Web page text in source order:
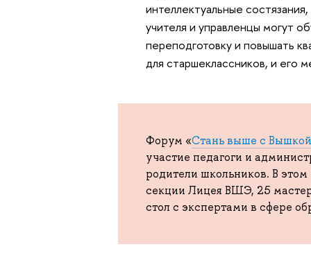
интеллектуальные
учителя и управленцы могут
переподготовку и повышать
для старшеклассников, и его
Форум «Стань выше с
участие педагоги и
родители школьников. В
секции Лицея ВШЭ, 25
стол с экспертами в сфере